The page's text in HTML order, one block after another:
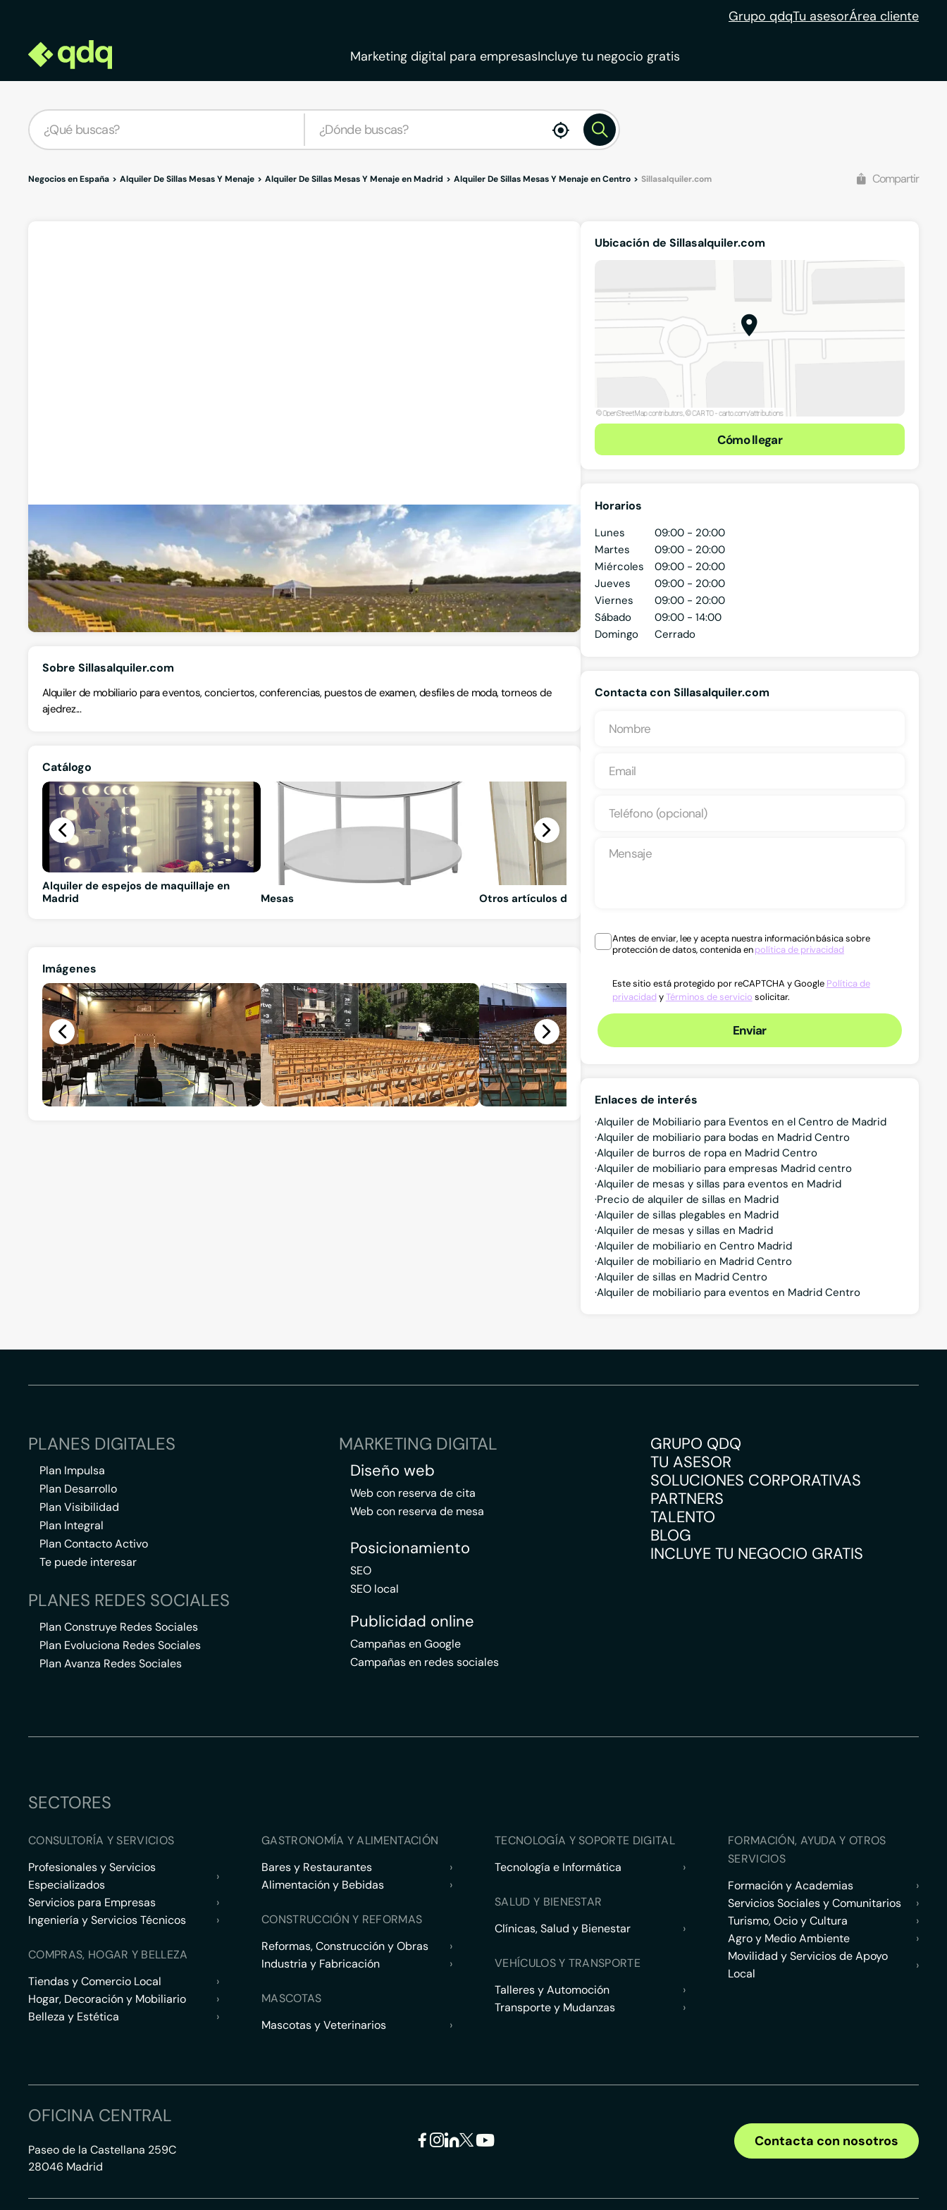
Grupo qdqTu asesorÁrea cliente
Marketing digital para empresasIncluye tu negocio gratis
enable
location
Negocios en España Alquiler De Sillas Mesas Y Menaje Alquiler De Sillas Mesas Y Menaje en Madrid Alquiler De Sillas Mesas Y Menaje en Centro Sillasalquiler.com Compartir
Recomendado por qdq
Sillasalquiler.com
Alquiler de sillas, mesas y menaje
Laguna del Marquesado 53 I, 28021, Madrid, Madrid
Visitar web
Ver teléfono
Sobre Sillasalquiler.com
Alquiler de mobiliario para eventos, conciertos, conferencias, puestos de examen, desfiles de moda, torneos de
ajedrez...
Catálogo
Alquiler de espejos de maquillaje en
Madrid
Mesas Otros artículos disponibles
Imágenes
Ubicación de Sillasalquiler.com
Cómo llegar
Horarios
Lunes
09:00 - 20:00
Martes
09:00 - 20:00
Miércoles
09:00 - 20:00
Jueves
09:00 - 20:00
Viernes
09:00 - 20:00
Sábado
09:00 - 14:00
Domingo
Cerrado
Contacta con Sillasalquiler.com
Antes de enviar, lee y acepta nuestra información básica sobre
protección de datos, contenida enpolítica de privacidad
Este sitio está protegido por reCAPTCHA y Google Política de
privacidad yTérminos de servicio solicitar.
Enviar
Enlaces de interés
Alquiler de Mobiliario para Eventos en el Centro de Madrid
Alquiler de mobiliario para bodas en Madrid Centro
Alquiler de burros de ropa en Madrid Centro
Alquiler de mobiliario para empresas Madrid centro
Alquiler de mesas y sillas para eventos en Madrid
Precio de alquiler de sillas en Madrid
Alquiler de sillas plegables en Madrid
Alquiler de mesas y sillas en Madrid
Alquiler de mobiliario en Centro Madrid
Alquiler de mobiliario en Madrid Centro
Alquiler de sillas en Madrid Centro
Alquiler de mobiliario para eventos en Madrid Centro
PLANES DIGITALES
Plan Impulsa
Plan Desarrollo
Plan Visibilidad
Plan Integral
Plan Contacto Activo
Te puede interesar
PLANES REDES SOCIALES
Plan Construye Redes Sociales
Plan Evoluciona Redes Sociales
Plan Avanza Redes Sociales
MARKETING DIGITAL
Diseño web
Web con reserva de cita
Web con reserva de mesa
Posicionamiento
SEO
SEO local
Publicidad online
Campañas en Google
Campañas en redes sociales
GRUPO QDQ
TU ASESOR
SOLUCIONES CORPORATIVAS
PARTNERS
TALENTO
BLOG
INCLUYE TU NEGOCIO GRATIS
SECTORES
CONSULTORÍA Y SERVICIOS
Profesionales y Servicios
Especializados
›
Servicios para Empresas
›
Ingeniería y Servicios Técnicos
›
COMPRAS, HOGAR Y BELLEZA
Tiendas y Comercio Local
›
Hogar, Decoración y Mobiliario
›
Belleza y Estética
›
GASTRONOMÍA Y ALIMENTACIÓN
Bares y Restaurantes
›
Alimentación y Bebidas
›
CONSTRUCCIÓN Y REFORMAS
Reformas, Construcción y Obras
›
Industria y Fabricación
›
MASCOTAS
Mascotas y Veterinarios
›
TECNOLOGÍA Y SOPORTE DIGITAL
Tecnología e Informática
›
SALUD Y BIENESTAR
Clínicas, Salud y Bienestar
›
VEHÍCULOS Y TRANSPORTE
Talleres y Automoción
›
Transporte y Mudanzas
›
FORMACIÓN, AYUDA Y OTROS
SERVICIOS
Formación y Academias
›
Servicios Sociales y Comunitarios
›
Turismo, Ocio y Cultura
›
Agro y Medio Ambiente
›
Movilidad y Servicios de Apoyo
Local
›
OFICINA CENTRAL
Paseo de la Castellana 259C
28046 Madrid
Contacta con nosotros